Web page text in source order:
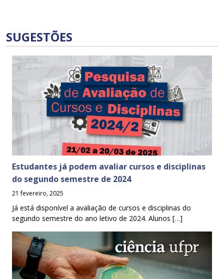
SUGESTÕES
Estudantes já podem avaliar cursos e disciplinas
do segundo semestre de 2024
21 fevereiro, 2025
Já está disponível a avaliação de cursos e disciplinas do
segundo semestre do ano letivo de 2024. Alunos […]